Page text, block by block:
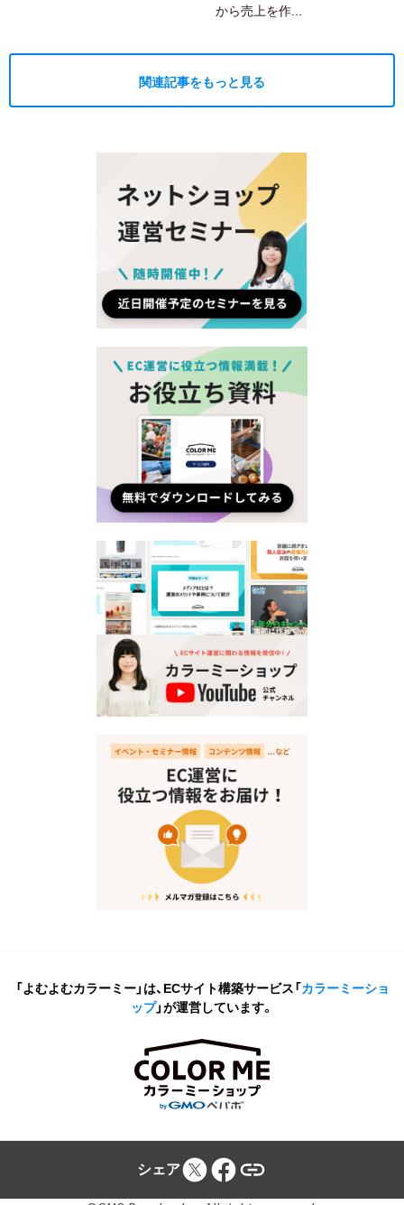
から売上を作...
関連記事をもっと見る
「よむよむカラーミー」は、ECサイト構築サービス「カラーミーショ
ップ」が運営しています。
シェア